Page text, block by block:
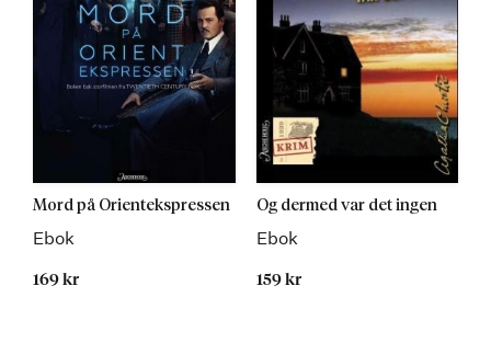
Mord på Orientekspressen
Ebok
169 kr
Og dermed var det ingen
Ebok
159 kr